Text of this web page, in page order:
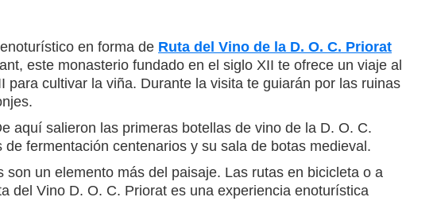
en forma de Ruta del Vino de la D. O. C. Priorat
este monasterio fundado en el siglo XII te ofrece un viaje al
cultivar la viña. Durante la visita te guiarán por las ruinas
aquí salieron las primeras botellas de vino de la D. O. C.
fermentación centenarios y su sala de botas medieval.
un elemento más del paisaje. Las rutas en bicicleta o a
del Vino D. O. C. Priorat es una experiencia enoturística